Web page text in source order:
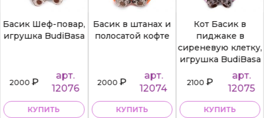
Басик Шеф-повар,
игрушка BudiBasa
2000₽
арт.
12076
КУПИТЬ
Басик в штанах и
полосатой кофте
2000₽
арт.
12074
КУПИТЬ
Кот Басик в
пиджаке в
сиреневую клетку,
игрушка BudiBasa
2100₽
арт.
12075
КУПИТЬ